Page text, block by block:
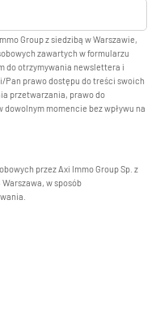
Group z siedzibą w Warszawie,
zawartych w formularzu
do otrzymywania newslettera i
Pan prawo dostępu do treści swoich
przetwarzania, prawo do
momencie bez wpływu na
przez Axi Immo Group Sp. z
w sposób